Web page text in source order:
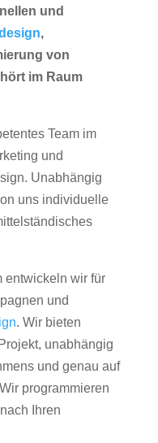
und
,
von
im Raum
Team im
und
Unabhängig
uns individuelle
entwickeln wir für
und
. Wir bieten
unabhängig
und genau auf
programmieren
Ihren